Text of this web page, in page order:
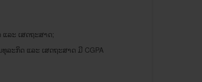
ລະ ​ເສດຖະສາດ​;
ະ​ກິດ ​ແລະ ​ເສດຖະສາດ ມີ CGPA